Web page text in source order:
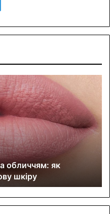
обличчям: як
шкіру